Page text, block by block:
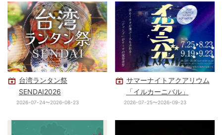
台湾ランタン祭
SENDAI2026
2026-07-24〜2026-08-23
サマーナイトアクアリウム
「イルカーニバル」
2026-07-25〜2026-09-23